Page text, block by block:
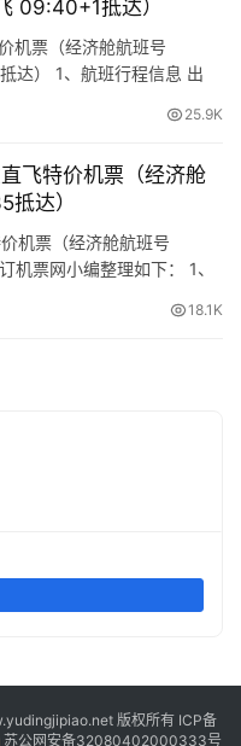
09:40+1抵达）
机票（经济舱航班号
达） 1、航班行程信息 出
Time) (Arrival
25.9K
飞特价机票（经济舱
达）
机票（经济舱航班号
票网小编整理如下： 1、
(class) (Departure Time)
18.1K
版权所有 ICP备
苏公网安备32080402000333号